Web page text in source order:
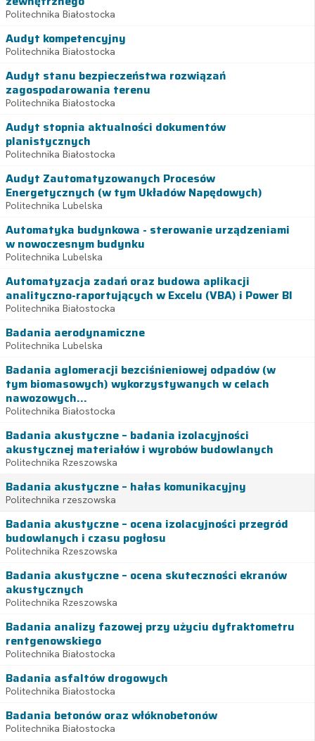
Politechnika Białostocka
Audyt kompetencyjny
Politechnika Białostocka
Audyt stanu bezpieczeństwa rozwiązań
zagospodarowania terenu
Politechnika Białostocka
Audyt stopnia aktualności dokumentów
planistycznych
Politechnika Białostocka
Audyt Zautomatyzowanych Procesów
Energetycznych (w tym Układów Napędowych)
Politechnika Lubelska
Automatyka budynkowa - sterowanie urządzeniami
w nowoczesnym budynku
Politechnika Lubelska
Automatyzacja zadań oraz budowa aplikacji
analityczno-raportujących w Excelu (VBA) i Power BI
Politechnika Białostocka
Badania aerodynamiczne
Politechnika Lubelska
Badania aglomeracji bezciśnieniowej odpadów (w
tym biomasowych) wykorzystywanych w celach
nawozowych...
Politechnika Białostocka
Badania akustyczne – badania izolacyjności
akustycznej materiałów i wyrobów budowlanych
Politechnika Rzeszowska
Badania akustyczne – hałas komunikacyjny
Politechnika rzeszowska
Badania akustyczne – ocena izolacyjności przegród
budowlanych i czasu pogłosu
Politechnika Rzeszowska
Badania akustyczne – ocena skuteczności ekranów
akustycznych
Politechnika Rzeszowska
Badania analizy fazowej przy użyciu dyfraktometru
rentgenowskiego
Politechnika Białostocka
Badania asfaltów drogowych
Politechnika Białostocka
Badania betonów oraz włóknobetonów
Politechnika Białostocka